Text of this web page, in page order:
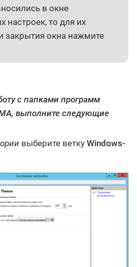
в окне
настроек, то для их
закрытия окна нажмите
с папками программ
выполните следующие
выберите ветку Windows-